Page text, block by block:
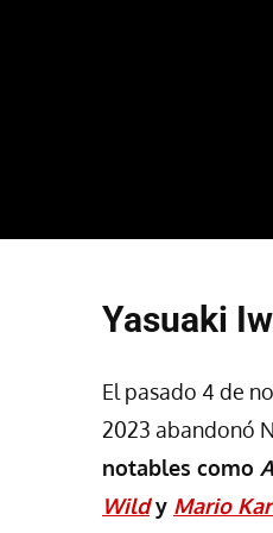
Yasuaki
El pasado 4 de
2023 abandonó
notables como
Wildy Mario